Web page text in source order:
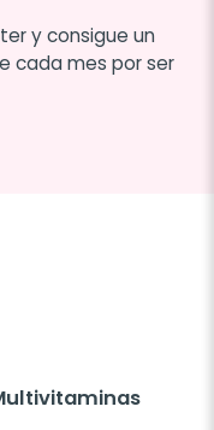
y consigue un
cada mes por ser